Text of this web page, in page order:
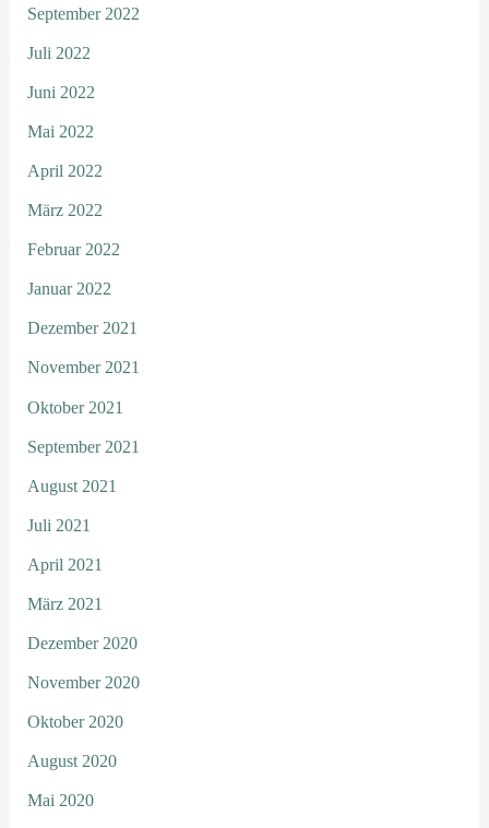
September 2022
Juli 2022
Juni 2022
Mai 2022
April 2022
März 2022
Februar 2022
Januar 2022
Dezember 2021
November 2021
Oktober 2021
September 2021
August 2021
Juli 2021
April 2021
März 2021
Dezember 2020
November 2020
Oktober 2020
August 2020
Mai 2020